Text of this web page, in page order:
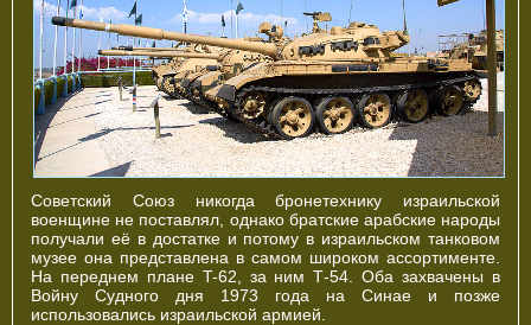
Советский Союз никогда бронетехнику израильской
военщине не поставлял, однако братские арабские народы
получали её в достатке и потому в израильском танковом
музее она представлена в самом широком ассортименте.
На переднем плане T-62, за ним Т-54. Оба захвачены в
Войну Судного дня 1973 года на Синае и позже
использовались израильской армией.